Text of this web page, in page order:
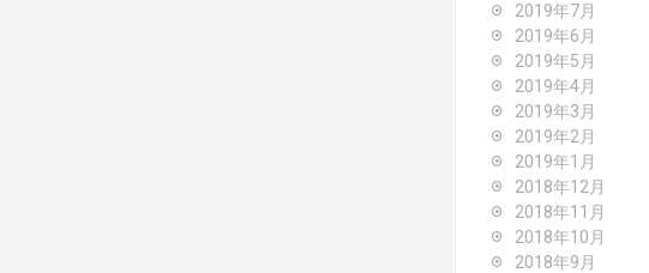
2019年7月
2019年6月
2019年5月
2019年4月
2019年3月
2019年2月
2019年1月
2018年12月
2018年11月
2018年10月
2018年9月